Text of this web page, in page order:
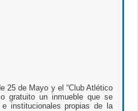
25 de Mayo y el “Club Atlético
gratuito un inmueble que se
institucionales propias de la